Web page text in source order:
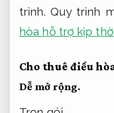
trình. Quy trình
hòa hỗ trợ kịp
Cho thuê điều
Dễ mở rộng.